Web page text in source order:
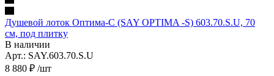
Душевой лоток Оптима-С (SAY OPTIMA -S) 603.70.S.U, 70
см, под плитку
В наличии
Арт.: SAY.603.70.S.U
8 880 ₽ /шт